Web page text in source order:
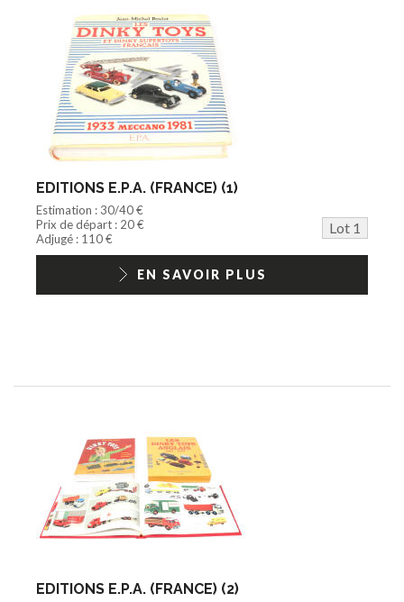
Circuit
Cycle/Auto
Action Figure
Peluche
Disque
Agricole
Documentation
Train HO
Playmobil/Lego
Barbie/Big Jim
Jouets Fast Food
Trading cards
1/18ème moderne
EDITIONS E.P.A. (FRANCE) (1)
Estimation : 30/40 €
Prix de départ : 20 €
Lot 1
Adjugé : 110 €
EN SAVOIR PLUS
EDITIONS E.P.A. (FRANCE) (2)